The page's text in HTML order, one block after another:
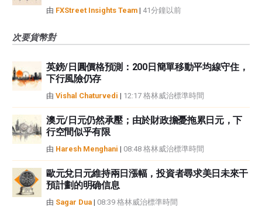
由 FXStreet Insights Team | 41分鐘以前
次要貨幣對
英鎊/日圓價格預測：200日簡單移動平均線守住，
下行風險仍存
由 Vishal Chaturvedi | 12:17 格林威治標準時間
澳元/日元仍然承壓；由於財政擔憂拖累日元，下
行空間似乎有限
由 Haresh Menghani | 08:48 格林威治標準時間
歐元兌日元維持兩日漲幅，投資者尋求美日未來干
預計劃的明确信息
由 Sagar Dua | 08:39 格林威治標準時間